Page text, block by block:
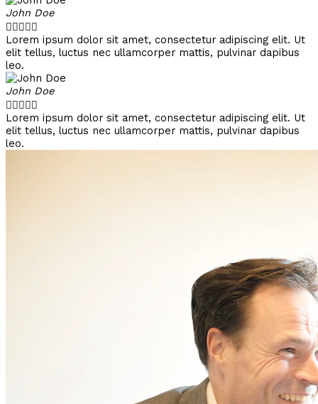
John Doe

Lorem ipsum dolor sit amet, consectetur adipiscing elit. Ut
elit tellus, luctus nec ullamcorper mattis, pulvinar dapibus
leo.
John Doe

Lorem ipsum dolor sit amet, consectetur adipiscing elit. Ut
elit tellus, luctus nec ullamcorper mattis, pulvinar dapibus
leo.